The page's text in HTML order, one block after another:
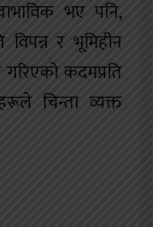
भए पनि,
र भूमिहीन
कदमप्रति
चिन्ता व्यक्त